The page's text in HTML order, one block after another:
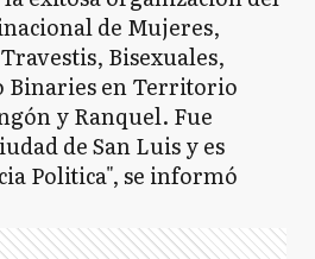
de Mujeres,
Bisexuales,
Binaries en Territorio
y Ranquel. Fue
de San Luis y es
Politica", se informó